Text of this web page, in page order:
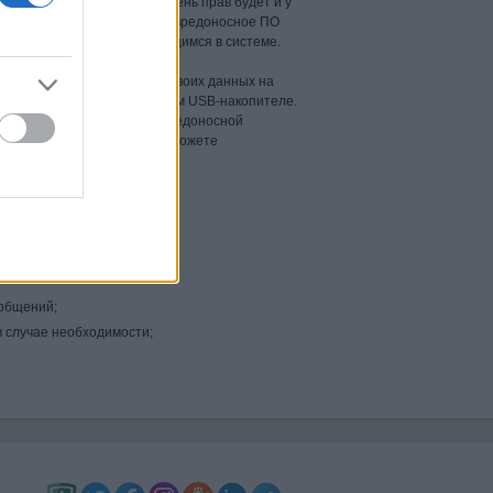
троянской программы, и вредоносное ПО
к ключевым данным, хранящимся в системе.
резервные копии своих данных на
DVD-диске или внешнем USB-накопителе.
или шифрования вредоносной
на жестком диске вы сможете
случае необходимости;